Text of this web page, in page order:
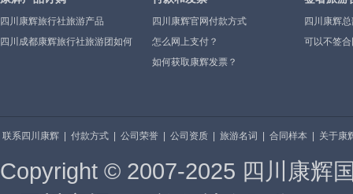
四川康辉旅行社旅游产品
四川成都康辉旅行社旅游团如何
四川康辉官网付款方式
怎么网上支付？
如何获取康辉发票？
四川康辉
可以不签
联系四川康辉 付款方式 公司荣誉 公司资质 旅游名词 合同样本 关于康
Copyright © 2007-2025 四川康辉